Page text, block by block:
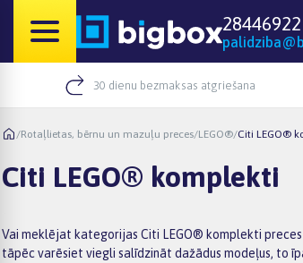
28446922
30 dienu bezmaksas atgriešana
/Rotaļlietas, bērnu un mazuļu preces/LEGO®/Citi LEGO®
Citi LEGO® komplekti
Vai meklējat kategorijas Citi LEGO® komplekti
tāpēc varēsiet viegli salīdzināt dažādus modeļus, to